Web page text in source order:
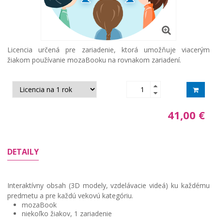
Licencia určená pre zariadenie, ktorá umožňuje viacerým
žiakom používanie mozaBooku na rovnakom zariadení.
41,00 €
DETAILY
Interaktívny obsah (3D modely, vzdelávacie videá) ku každému
predmetu a pre každú vekovú kategóriu.
mozaBook
niekoľko žiakov, 1 zariadenie